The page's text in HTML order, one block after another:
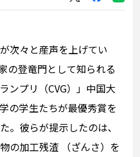
次々と産声を上げてい
の登竜門として知られる
ンプリ（CVG）」中国大
の学生たちが最優秀賞を
。彼らが提示したのは、
の加工残渣 （ざんさ）を